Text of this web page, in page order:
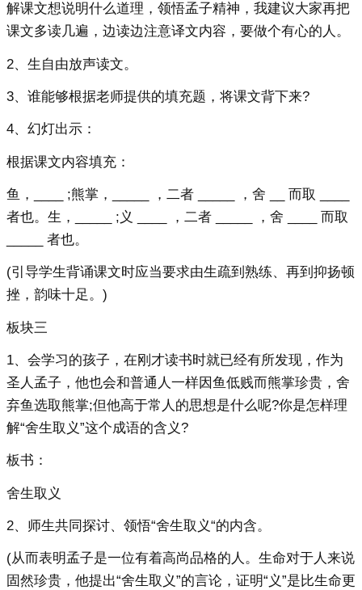
解课文想说明什么道理，领悟孟子精神，我建议大家再把
课文多读几遍，边读边注意译文内容，要做个有心的人。
2、生自由放声读文。
3、谁能够根据老师提供的填充题，将课文背下来?
4、幻灯出示：
根据课文内容填充：
鱼，____ ;熊掌，_____ ，二者 _____ ，舍 __ 而取 ____
者也。生，_____ ;义 ____ ，二者 _____ ，舍 ____ 而取
_____ 者也。
(引导学生背诵课文时应当要求由生疏到熟练、再到抑扬顿
挫，韵味十足。)
板块三
1、会学习的孩子，在刚才读书时就已经有所发现，作为
圣人孟子，他也会和普通人一样因鱼低贱而熊掌珍贵，舍
弃鱼选取熊掌;但他高于常人的思想是什么呢?你是怎样理
解“舍生取义”这个成语的含义?
板书：
舍生取义
2、师生共同探讨、领悟“舍生取义“的内含。
(从而表明孟子是一位有着高尚品格的人。生命对于人来说
固然珍贵，他提出“舍生取义”的言论，证明“义”是比生命更